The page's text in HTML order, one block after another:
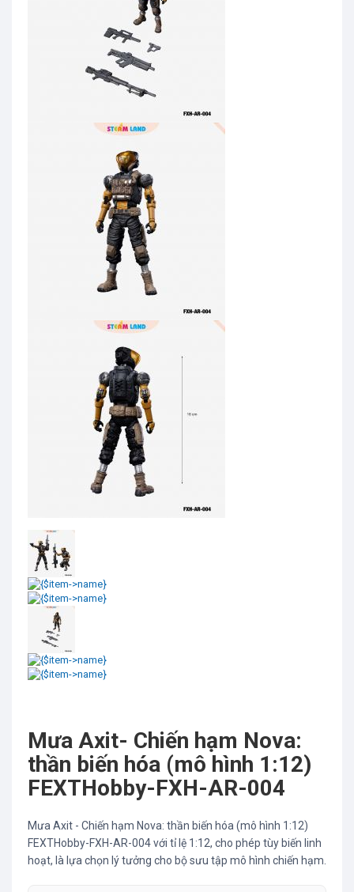
Mưa Axit- Chiến hạm Nova:
thần biến hóa (mô hình 1:12)
FEXTHobby-FXH-AR-004
Mưa Axit - Chiến hạm Nova: thần biến hóa (mô hình 1:12)
FEXTHobby-FXH-AR-004 với tỉ lệ 1:12, cho phép tùy biến linh
hoạt, là lựa chọn lý tưởng cho bộ sưu tập mô hình chiến hạm.